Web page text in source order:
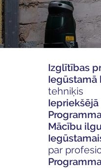
Izglītības
Iegūstamā
tehniķis
Mācību
par